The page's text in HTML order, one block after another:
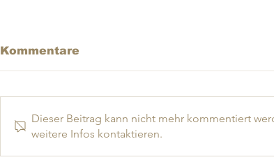
Kommentare
Dieser Beitrag kann nicht mehr kommentiert
weitere Infos kontaktieren.